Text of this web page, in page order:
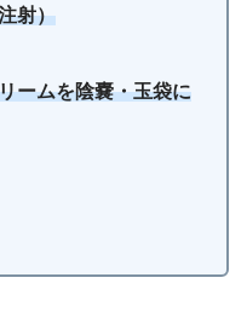
射）
ームを陰嚢・玉袋に